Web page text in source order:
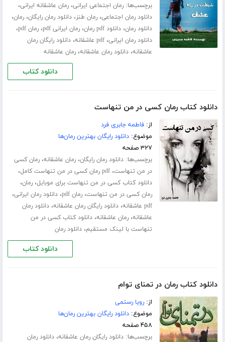
برچسب‌ها:رمان اجتماعی ایرانی،رمان عاشقانه ایرانی،
دانلود رمان اجتماعی،رمان طنز،دانلود رمان رایگان،رمان،
دانلود رمان،دانلود pdf رمان ،رمان ایرانی pdf ،رمان pdf ،
دانلود رمان ایرانی،pdf عاشقانه ،دانلود رایگان رمان
عاشقانه،دانلود رمان عاشقانه،رمان عاشقانه
دانلود کتاب
دانلود کتاب رمان کسی در من تنهاست
از:فاطمه جابری فرد
موضوع:دانلود رایگان بهترین رمان‌ها
۳۲۷ صفحه
برچسب‌ها:دانلود رمان رایگان،رمان عاشقانه،رمان کسی
در من تنهاست،pdf رمان کسی در من تنهاست کامل ،
دانلود کتاب کسی در من تنهاست برای موبایل،رمان،
رمان کسی در من تنهاست،رمان pdf ،دانلود رمان ایرانی،
pdf عاشقانه ،دانلود رایگان رمان عاشقانه،دانلود رمان
عاشقانه،رمان عاشقانه،دانلود کتاب کسی در من
تنهاست با لینک مستقیم،دانلود رمان
دانلود کتاب
دانلود کتاب رمان در تمنای توام
از:رویا رستمی
موضوع:دانلود رایگان بهترین رمان‌ها
۴۵۸ صفحه
برچسب‌ها:دانلود رایگان رمان عاشقانه،دانلود رمان